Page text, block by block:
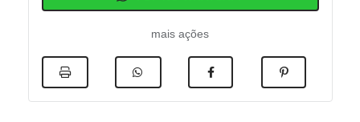
mais ações